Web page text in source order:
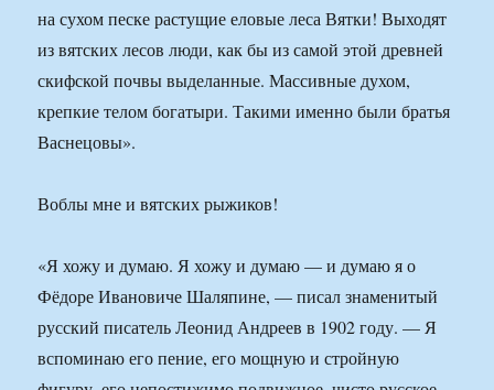
на сухом песке растущие еловые леса Вятки! Выходят
из вятских лесов люди, как бы из самой этой древней
скифской почвы выделанные. Массивные духом,
крепкие телом богатыри. Такими именно были братья
Васнецовы».
Воблы мне и вятских рыжиков!
«Я хожу и думаю. Я хожу и думаю — и думаю я о
Фёдоре Ивановиче Шаляпине, — писал знаменитый
русский писатель Леонид Андреев в 1902 году. — Я
вспоминаю его пение, его мощную и стройную